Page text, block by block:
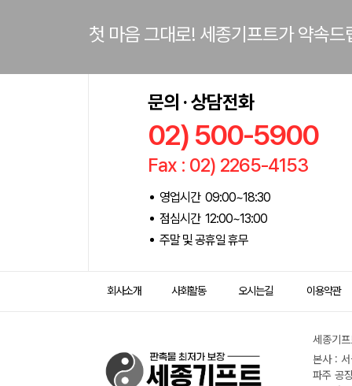
첫 마음 그대로! 세종기프트가 약속드
문의 · 상담전화
02) 500-5900
Fax : 02) 2265-4153
영업시간 09:00~18:30
점심시간 12:00~13:00
주말 및 공휴일 휴무
회사소개 사회활동 오시는길 이용약관
세종기
본사 :
파주 공